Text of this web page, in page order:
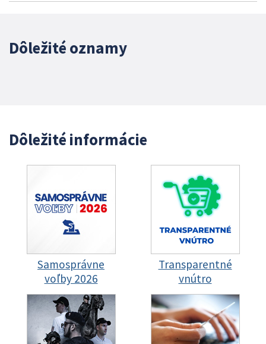
Dôležité oznamy
Dôležité informácie
Samosprávne
voľby 2026
Transparentné
vnútro